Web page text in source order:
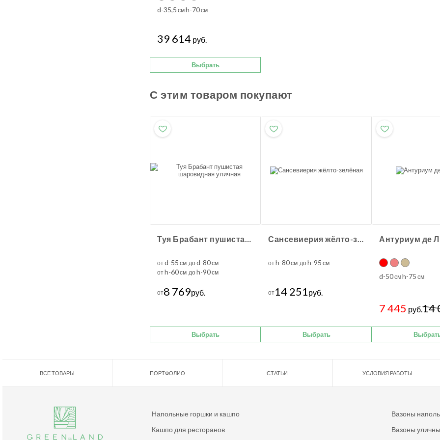
d-35,5 смh-70см
39 614 руб.
Выбрать
С этим товаром покупают
Туя Брабант пушистая шаровидная уличная
отd-55 см доd-80см
отh-60см доh-90см
от8 769руб.
Выбрать
Сансевиерия жёлто-зелёная
отh-80см доh-95 см
от14 251руб.
Выбрать
Антуриум де
d-50смh-75 см
7 445 руб.14
ВСЕ ТОВАРЫ ПОРТФОЛИО СТАТЬИ УСЛОВИЯ РАБОТЫ
Напольные горшки и кашпо
Вазоны
Кашпо для ресторанов
Вазоны